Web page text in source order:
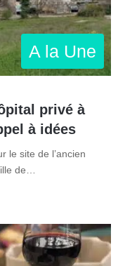
A la Une
privé à
à idées
le site de l’ancien
de…